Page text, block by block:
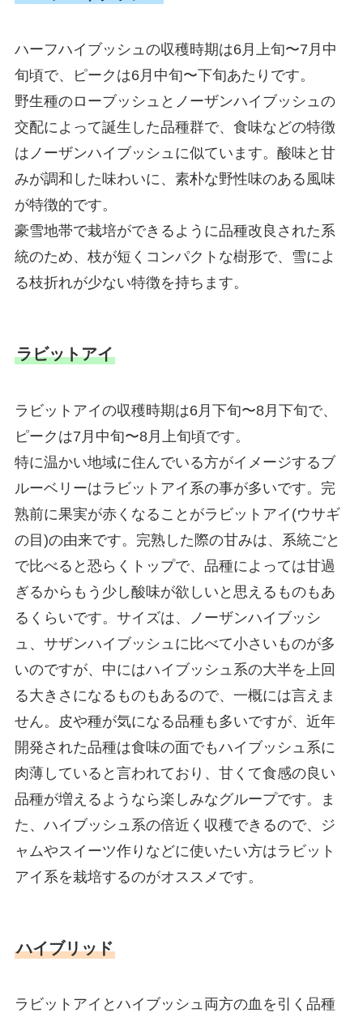
ハーフハイブッシュの収穫時期は6月上旬〜7月中
旬頃で、ピークは6月中旬〜下旬あたりです。
野生種のローブッシュとノーザンハイブッシュの
交配によって誕生した品種群で、食味などの特徴
はノーザンハイブッシュに似ています。酸味と甘
みが調和した味わいに、素朴な野性味のある風味
が特徴的です。
豪雪地帯で栽培ができるように品種改良された系
統のため、枝が短くコンパクトな樹形で、雪によ
る枝折れが少ない特徴を持ちます。
ラビットアイ
ラビットアイの収穫時期は6月下旬〜8月下旬で、
ピークは7月中旬〜8月上旬頃です。
特に温かい地域に住んでいる方がイメージするブ
ルーベリーはラビットアイ系の事が多いです。完
熟前に果実が赤くなることがラビットアイ(ウサギ
の目)の由来です。完熟した際の甘みは、系統ごと
で比べると恐らくトップで、品種によっては甘過
ぎるからもう少し酸味が欲しいと思えるものもあ
るくらいです。サイズは、ノーザンハイブッシ
ュ、サザンハイブッシュに比べて小さいものが多
いのですが、中にはハイブッシュ系の大半を上回
る大きさになるものもあるので、一概には言えま
せん。皮や種が気になる品種も多いですが、近年
開発された品種は食味の面でもハイブッシュ系に
肉薄していると言われており、甘くて食感の良い
品種が増えるようなら楽しみなグループです。ま
た、ハイブッシュ系の倍近く収穫できるので、ジ
ャムやスイーツ作りなどに使いたい方はラビット
アイ系を栽培するのがオススメです。
ハイブリッド
ラビットアイとハイブッシュ両方の血を引く品種